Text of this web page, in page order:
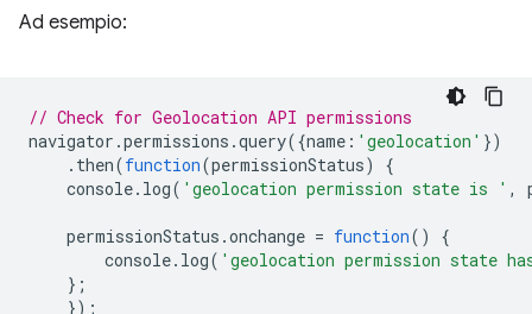
Ad esempio:
// Check for Geolocation API permissions
navigator .permissions .query({name : 'geolocation' })
. then(function(permissionStatus)
{
console. log( 'geolocation permission state is ' ,
permissionStatus .onchange = function()
{
console. log( 'geolocation permission state
};
});